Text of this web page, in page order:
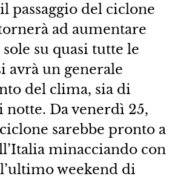
passaggio del ciclone
ad aumentare
su quasi tutte le
avrà un generale
del clima, sia di
notte. Da venerdì 25,
sarebbe pronto a
minacciando con
weekend di